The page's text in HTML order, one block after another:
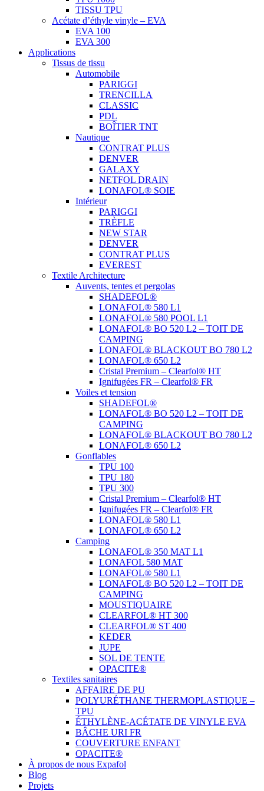
TISSU TPU
Acétate d’éthyle vinyle – EVA
EVA 100
EVA 300
Applications
Tissus de tissu
Automobile
PARIGGI
TRENCILLA
CLASSIC
PDL
BOÎTIER TNT
Nautique
CONTRAT PLUS
DENVER
GALAXY
NETFOL DRAIN
LONAFOL® SOIE
Intérieur
PARIGGI
TRÈFLE
NEW STAR
DENVER
CONTRAT PLUS
EVEREST
Textile Architecture
Auvents, tentes et pergolas
SHADEFOL®
LONAFOL® 580 L1
LONAFOL® 580 POOL L1
LONAFOL® BO 520 L2 – TOIT DE
CAMPING
LONAFOL® BLACKOUT BO 780 L2
LONAFOL® 650 L2
Cristal Premium – Clearfol® HT
Ignifugées FR – Clearfol® FR
Voiles et tension
SHADEFOL®
LONAFOL® BO 520 L2 – TOIT DE
CAMPING
LONAFOL® BLACKOUT BO 780 L2
LONAFOL® 650 L2
Gonflables
TPU 100
TPU 180
TPU 300
Cristal Premium – Clearfol® HT
Ignifugées FR – Clearfol® FR
LONAFOL® 580 L1
LONAFOL® 650 L2
Camping
LONAFOL® 350 MAT L1
LONAFOL 580 MAT
LONAFOL® 580 L1
LONAFOL® BO 520 L2 – TOIT DE
CAMPING
MOUSTIQUAIRE
CLEARFOL® HT 300
CLEARFOL® ST 400
KEDER
JUPE
SOL DE TENTE
OPACITE®
Textiles sanitaires
AFFAIRE DE PU
POLYURÉTHANE THERMOPLASTIQUE –
TPU
ÉTHYLÈNE-ACÉTATE DE VINYLE EVA
BÂCHE URI FR
COUVERTURE ENFANT
OPACITE®
À propos de nous Expafol
Blog
Projets